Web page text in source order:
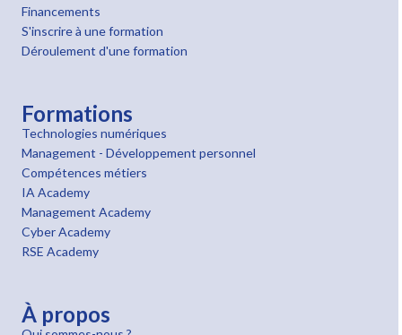
Financements
S'inscrire à une formation
Déroulement d'une formation
Formations
Technologies numériques
Management - Développement personnel
Compétences métiers
IA Academy
Management Academy
Cyber Academy
RSE Academy
À propos